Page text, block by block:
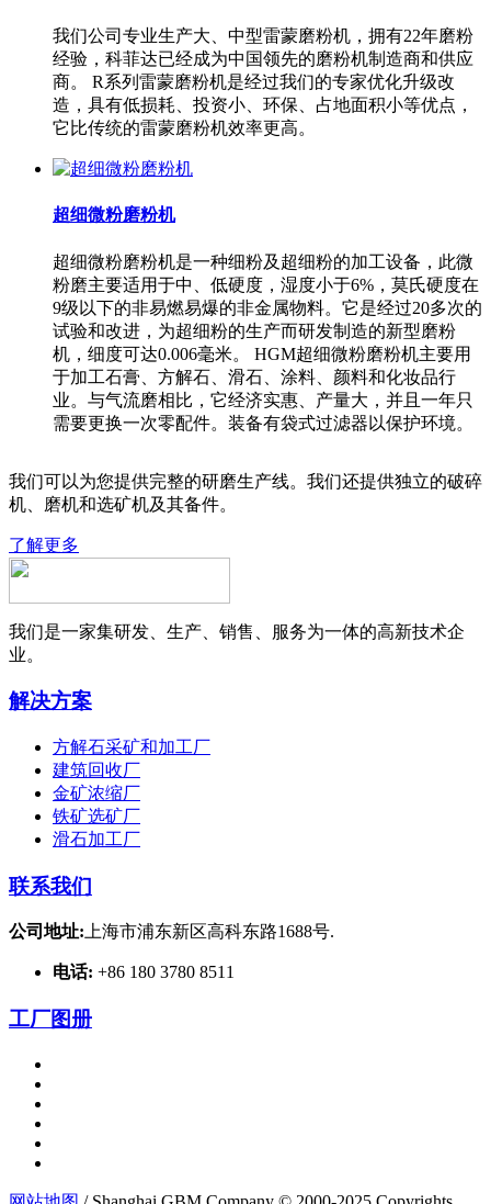
我们公司专业生产大、中型雷蒙磨粉机，拥有22年磨粉
经验，科菲达已经成为中国领先的磨粉机制造商和供应
商。 R系列雷蒙磨粉机是经过我们的专家优化升级改
造，具有低损耗、投资小、环保、占地面积小等优点，
它比传统的雷蒙磨粉机效率更高。
超细微粉磨粉机
超细微粉磨粉机是一种细粉及超细粉的加工设备，此微
粉磨主要适用于中、低硬度，湿度小于6%，莫氏硬度在
9级以下的非易燃易爆的非金属物料。它是经过20多次的
试验和改进，为超细粉的生产而研发制造的新型磨粉
机，细度可达0.006毫米。 HGM超细微粉磨粉机主要用
于加工石膏、方解石、滑石、涂料、颜料和化妆品行
业。与气流磨相比，它经济实惠、产量大，并且一年只
需要更换一次零配件。装备有袋式过滤器以保护环境。
我们可以为您提供完整的研磨生产线。我们还提供独立的破碎
机、磨机和选矿机及其备件。
了解更多
我们是一家集研发、生产、销售、服务为一体的高新技术企
业。
解决方案
方解石采矿和加工厂
建筑回收厂
金矿浓缩厂
铁矿选矿厂
滑石加工厂
联系我们
公司地址:上海市浦东新区高科东路1688号.
电话: +86 180 3780 8511
工厂图册